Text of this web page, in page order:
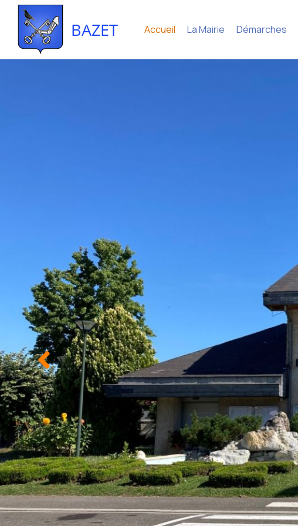
BAZET Accueil La Mairie Démarches